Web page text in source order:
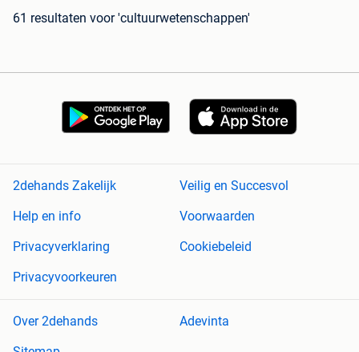
61 resultaten voor 'cultuurwetenschappen'
2dehands Zakelijk
Veilig en Succesvol
Help en info
Voorwaarden
Privacyverklaring
Cookiebeleid
Privacyvoorkeuren
Over 2dehands
Adevinta